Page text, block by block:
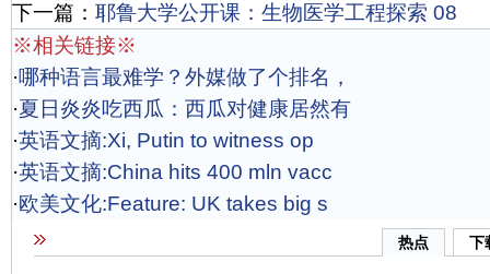
下一篇： 耶鲁大学公开课：生物医学工程探索 08
※相关链接※
·哪种语言最难学？外媒做了个排名，
·夏日炎炎吃西瓜：西瓜对健康居然有
·英语文摘:Xi, Putin to witness op
·英语文摘:China hits 400 mln vacc
·欧美文化:Feature: UK takes big s
热点 下